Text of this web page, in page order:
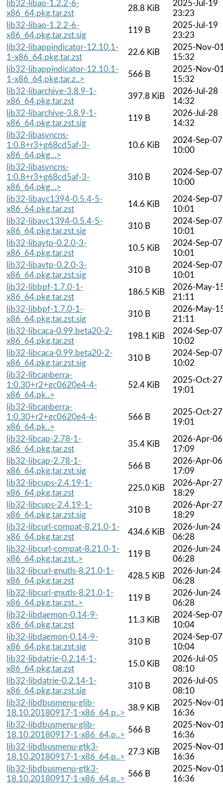
lib32-libao-1.2.2-6-
x86_64.pkg.tar.zst
28.8 KiB
2025-Jul-19
23:23
lib32-libao-1.2.2-6-
x86_64.pkg.tar.zst.sig
119 B
2025-Jul-19
23:23
lib32-libappindicator-12.10.1-
1-x86_64.pkg.tar.zst
22.6 KiB
2025-Nov-
15:32
lib32-libappindicator-12.10.1-
1-x86_64.pkg.tar.z..>
566 B
2025-Nov-
15:32
lib32-libarchive-3.8.9-1-
x86_64.pkg.tar.zst
397.8 KiB
2026-Jul-28
14:32
lib32-libarchive-3.8.9-1-
x86_64.pkg.tar.zst.sig
119 B
2026-Jul-28
14:32
lib32-libasyncns-
1:0.8+r3+g68cd5af-3-
x86_64.pkg...>
10.6 KiB
2024-Sep-07
10:00
lib32-libasyncns-
1:0.8+r3+g68cd5af-3-
x86_64.pkg...>
310 B
2024-Sep-07
10:00
lib32-libavc1394-0.5.4-5-
x86_64.pkg.tar.zst
14.6 KiB
2024-Sep-07
10:01
lib32-libavc1394-0.5.4-5-
x86_64.pkg.tar.zst.sig
310 B
2024-Sep-07
10:01
lib32-libavtp-0.2.0-3-
x86_64.pkg.tar.zst
10.5 KiB
2024-Sep-07
10:01
lib32-libavtp-0.2.0-3-
x86_64.pkg.tar.zst.sig
310 B
2024-Sep-07
10:01
lib32-libbpf-1.7.0-1-
x86_64.pkg.tar.zst
186.5 KiB
2026-May-
21:11
lib32-libbpf-1.7.0-1-
x86_64.pkg.tar.zst.sig
310 B
2026-May-
21:11
lib32-libcaca-0.99.beta20-2-
x86_64.pkg.tar.zst
198.1 KiB
2024-Sep-07
10:02
lib32-libcaca-0.99.beta20-2-
x86_64.pkg.tar.zst.sig
310 B
2024-Sep-07
10:02
lib32-libcanberra-
1:0.30+r2+gc0620e4-4-
x86_64.pk..>
52.4 KiB
2025-Oct-27
19:01
lib32-libcanberra-
1:0.30+r2+gc0620e4-4-
x86_64.pk..>
566 B
2025-Oct-27
19:01
lib32-libcap-2.78-1-
x86_64.pkg.tar.zst
35.4 KiB
2026-Apr-06
17:09
lib32-libcap-2.78-1-
x86_64.pkg.tar.zst.sig
566 B
2026-Apr-06
17:09
lib32-libcups-2.4.19-1-
x86_64.pkg.tar.zst
225.0 KiB
2026-Apr-27
18:29
lib32-libcups-2.4.19-1-
x86_64.pkg.tar.zst.sig
310 B
2026-Apr-27
18:29
lib32-libcurl-compat-8.21.0-1-
x86_64.pkg.tar.zst
434.6 KiB
2026-Jun-24
06:28
lib32-libcurl-compat-8.21.0-1-
x86_64.pkg.tar.zst..>
119 B
2026-Jun-24
06:28
lib32-libcurl-gnutls-8.21.0-1-
x86_64.pkg.tar.zst
428.5 KiB
2026-Jun-24
06:28
lib32-libcurl-gnutls-8.21.0-1-
x86_64.pkg.tar.zst..>
119 B
2026-Jun-24
06:28
lib32-libdaemon-0.14-9-
x86_64.pkg.tar.zst
11.3 KiB
2024-Sep-07
10:04
lib32-libdaemon-0.14-9-
x86_64.pkg.tar.zst.sig
310 B
2024-Sep-07
10:04
lib32-libdatrie-0.2.14-1-
x86_64.pkg.tar.zst
15.0 KiB
2026-Jul-05
08:10
lib32-libdatrie-0.2.14-1-
x86_64.pkg.tar.zst.sig
310 B
2026-Jul-05
08:10
lib32-libdbusmenu-glib-
18.10.20180917-1-x86_64.p..>
38.9 KiB
2025-Nov-
16:36
lib32-libdbusmenu-glib-
18.10.20180917-1-x86_64.p..>
566 B
2025-Nov-
16:36
lib32-libdbusmenu-gtk3-
18.10.20180917-1-x86_64.p..>
27.3 KiB
2025-Nov-
16:36
lib32-libdbusmenu-gtk3-
18.10.20180917-1-x86_64.p..>
566 B
2025-Nov-
16:36